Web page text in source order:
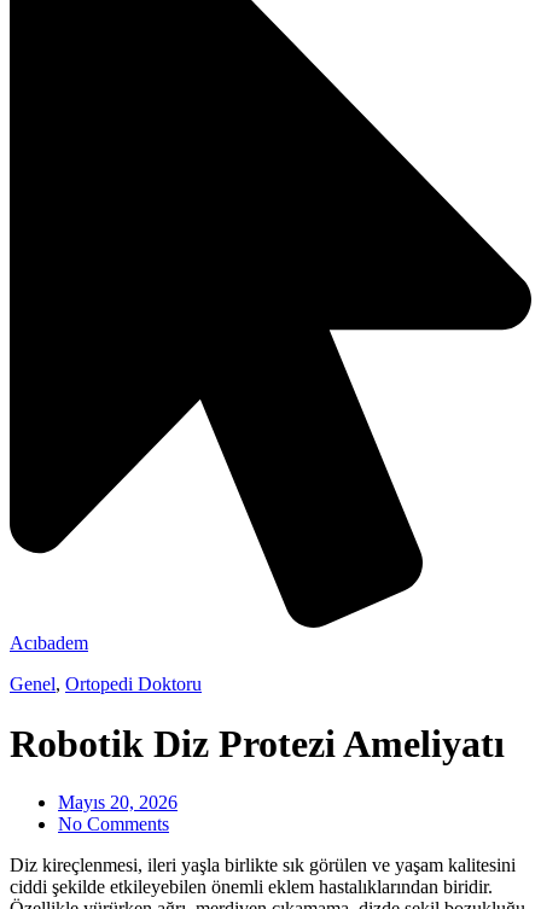
Acıbadem
Genel, Ortopedi Doktoru
Robotik Diz Protezi Ameliyatı
Mayıs 20, 2026
No Comments
Diz kireçlenmesi, ileri yaşla birlikte sık görülen ve yaşam kalitesini
ciddi şekilde etkileyebilen önemli eklem hastalıklarından biridir.